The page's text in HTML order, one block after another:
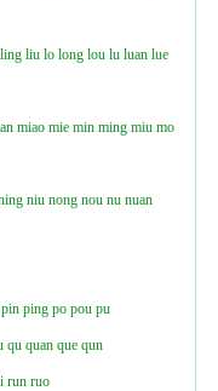
ling liu lo long lou lu luan lue
miao mie min ming miu mo
niu nong nou nu nuan
pin ping po pou pu
qu quan que qun
run ruo